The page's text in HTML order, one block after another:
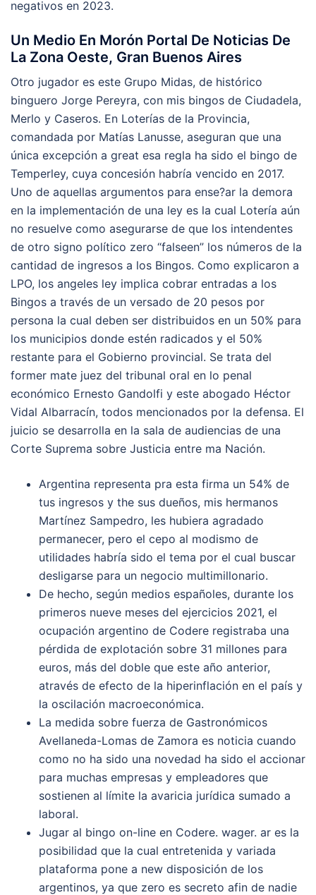
negativos en 2023.
Un Medio En Morón Portal De Noticias De
La Zona Oeste, Gran Buenos Aires
Otro jugador es este Grupo Midas, de histórico
binguero Jorge Pereyra, con mis bingos de Ciudadela,
Merlo y Caseros. En Loterías de la Provincia,
comandada por Matías Lanusse, aseguran que una
única excepción a great esa regla ha sido el bingo de
Temperley, cuya concesión habría vencido en 2017.
Uno de aquellas argumentos para ense?ar la demora
en la implementación de una ley es la cual Lotería aún
no resuelve como asegurarse de que los intendentes
de otro signo político zero “falseen” los números de la
cantidad de ingresos a los Bingos. Como explicaron a
LPO, los angeles ley implica cobrar entradas a los
Bingos a través de un versado de 20 pesos por
persona la cual deben ser distribuidos en un 50% para
los municipios donde estén radicados y el 50%
restante para el Gobierno provincial. Se trata del
former mate juez del tribunal oral en lo penal
económico Ernesto Gandolfi y este abogado Héctor
Vidal Albarracín, todos mencionados por la defensa. El
juicio se desarrolla en la sala de audiencias de una
Corte Suprema sobre Justicia entre ma Nación.
Argentina representa pra esta firma un 54% de
tus ingresos y the sus dueños, mis hermanos
Martínez Sampedro, les hubiera agradado
permanecer, pero el cepo al modismo de
utilidades habría sido el tema por el cual buscar
desligarse para un negocio multimillonario.
De hecho, según medios españoles, durante los
primeros nueve meses del ejercicios 2021, el
ocupación argentino de Codere registraba una
pérdida de explotación sobre 31 millones para
euros, más del doble que este año anterior,
através de efecto de la hiperinflación en el país y
la oscilación macroeconómica.
La medida sobre fuerza de Gastronómicos
Avellaneda-Lomas de Zamora es noticia cuando
como no ha sido una novedad ha sido el accionar
para muchas empresas y empleadores que
sostienen al límite la avaricia jurídica sumado a
laboral.
Jugar al bingo on-line en Codere. wager. ar es la
posibilidad que la cual entretenida y variada
plataforma pone a new disposición de los
argentinos, ya que zero es secreto afin de nadie